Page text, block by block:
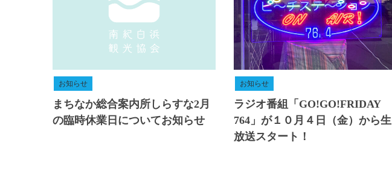
お知らせ
まちなか総合案内所しらすな2月
の臨時休業日についてお知らせ
お知らせ
ラジオ番組「GO!GO!FRIDAY
764」が１０月４日（金）から生
放送スタート！